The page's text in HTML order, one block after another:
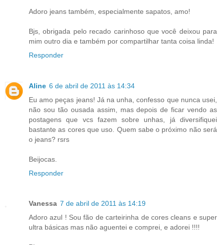
Adoro jeans também, especialmente sapatos, amo!
Bjs, obrigada pelo recado carinhoso que você deixou para
mim outro dia e também por compartilhar tanta coisa linda!
Responder
Aline 6 de abril de 2011 às 14:34
Eu amo peças jeans! Já na unha, confesso que nunca usei,
não sou tão ousada assim, mas depois de ficar vendo as
postagens que vcs fazem sobre unhas, já diversifiquei
bastante as cores que uso. Quem sabe o próximo não será
o jeans? rsrs
Beijocas.
Responder
Vanessa 7 de abril de 2011 às 14:19
Adoro azul ! Sou fão de carteirinha de cores cleans e super
ultra básicas mas não aguentei e comprei, e adorei !!!!